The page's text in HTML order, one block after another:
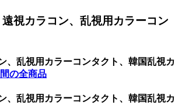
視カラコン、乱視用カラーコン
、乱視用カラーコンタクト、韓国乱視カ
の全商品
、乱視用カラーコンタクト、韓国乱視カ